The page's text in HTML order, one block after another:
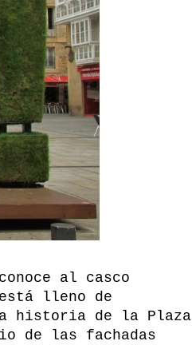
al casco
lleno de
historia de la Plaza
de las fachadas